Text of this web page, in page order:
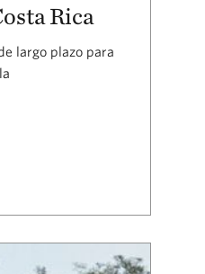
Rica
largo plazo para